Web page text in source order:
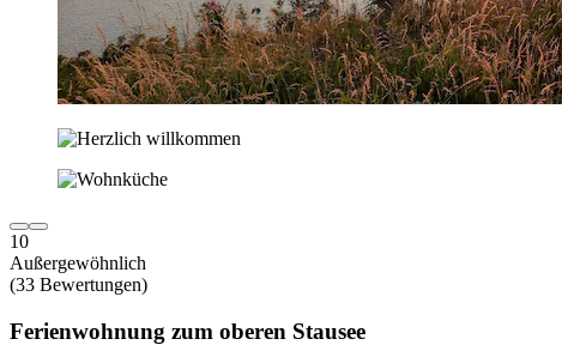
10
Außergewöhnlich
(33 Bewertungen)
Ferienwohnung zum oberen Stausee